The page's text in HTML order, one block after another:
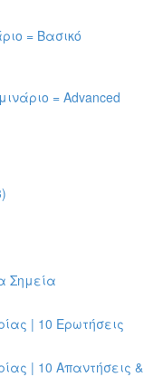
= Βασικό
= Advanced
Σημεία
| 10 Ερωτήσεις
| 10 Απαντήσεις &